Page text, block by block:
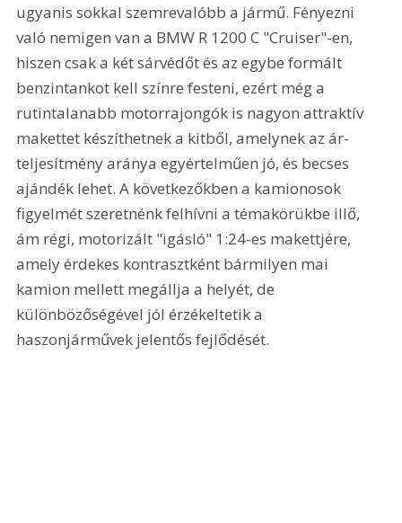
ugyanis sokkal szemrevalóbb a jármű. Fényezni
való nemigen van a BMW R 1200 C "Cruiser"-en,
hiszen csak a két sárvédőt és az egybe formált
benzintankot kell színre festeni, ezért még a
rutintalanabb motorrajongók is nagyon attraktív
makettet készíthetnek a kitből, amelynek az ár-
teljesítmény aránya egyértelműen jó, és becses
ajándék lehet. A következőkben a kamionosok
figyelmét szeretnénk felhívni a témakörükbe illő,
ám régi, motorizált "igásló" 1:24-es makettjére,
amely érdekes kontrasztként bármilyen mai
kamion mellett megállja a helyét, de
különbözőségével jól érzékeltetik a
haszonjárművek jelentős fejlődését.